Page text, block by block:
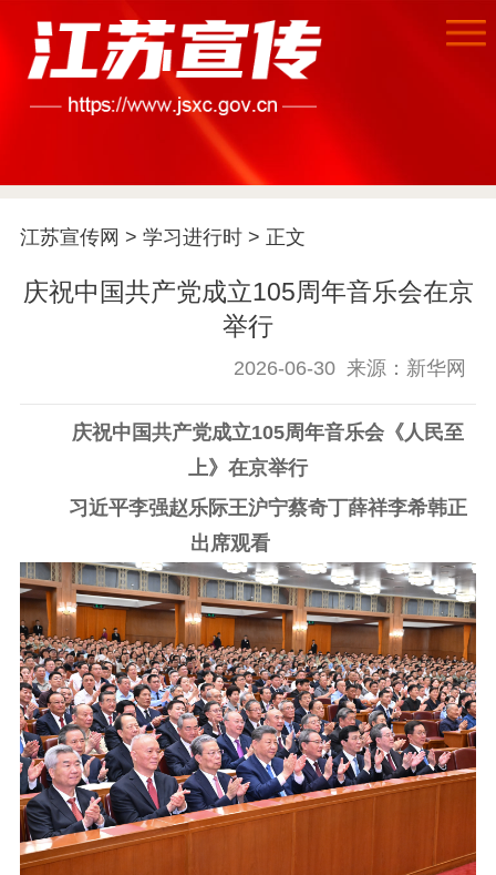
首页
江苏要闻
公示公告
信息公开制度
信息公开年度报
工作动态
理论武装
理论学习 宣传宣讲 研究阐释
哲学社科
社科强省 工作通知
成果集萃
江苏文脉
江苏宣传网 > 学习进行时> 正文
庆祝中国共产党成立105周年音乐会在京
举行
2026-06-30 来源：新华网
庆祝中国共产党成立105周年音乐会《人民至
上》在京举行
习近平李强赵乐际王沪宁蔡奇丁薛祥李希韩正
出席观看